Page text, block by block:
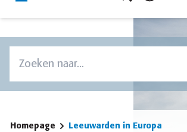
Homepage Leeuwarden in Europa